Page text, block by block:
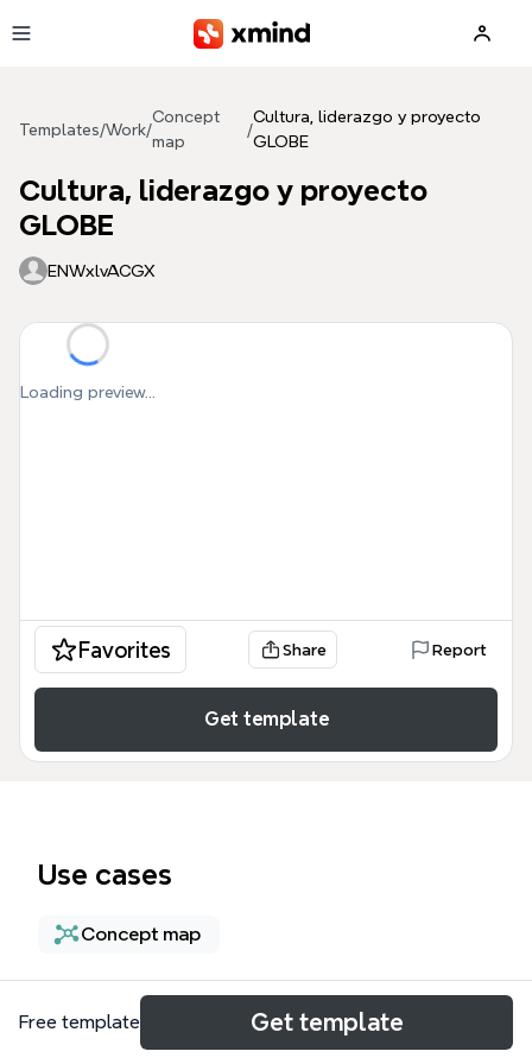
Templates/Work/
Concept
map
/
Cultura, liderazgo y proyecto
GLOBE
Cultura, liderazgo y proyecto
GLOBE
ENWxlvACGX
Loading preview...
Favorites Share Report
Get template
Use cases
Concept map
About
Free template Get template